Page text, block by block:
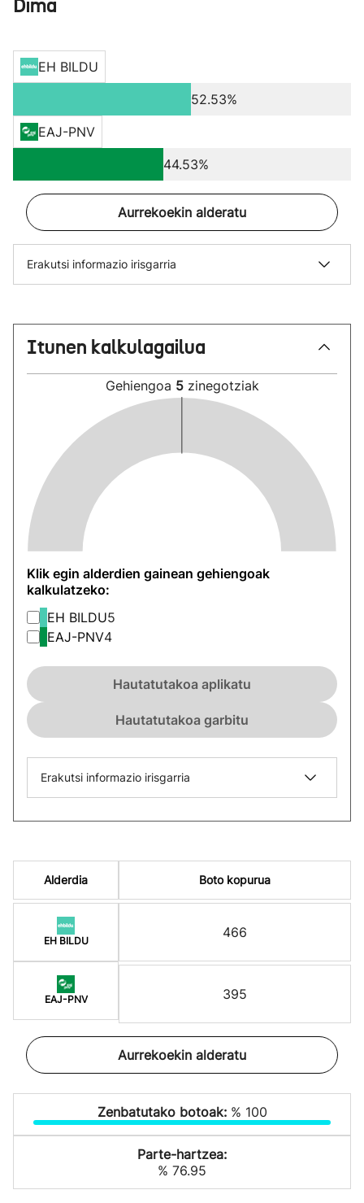
Dima
EH BILDU
52.53%
EAJ-PNV
44.53%
Aurrekoekin alderatu
Erakutsi informazio irisgarria
Itunen kalkulagailua
Gehiengoa 5 zinegotziak
Klik egin alderdien gainean gehiengoak
kalkulatzeko:
EH BILDU5
EAJ-PNV4
Hautatutakoa aplikatu
Hautatutakoa garbitu
Erakutsi informazio irisgarria
Alderdia
EH BILDU
EAJ-PNV
Boto kopurua
466
395
Aurrekoekin alderatu
Zenbatutako botoak: % 100
Parte-hartzea:
% 76.95